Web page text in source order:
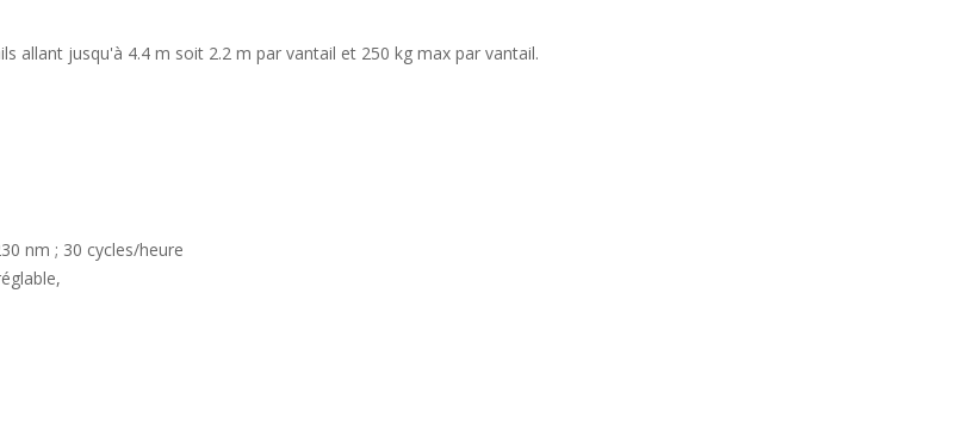
allant jusqu'à 4.4 m soit 2.2 m par vantail et 250 kg max par vantail.
nm ; 30 cycles/heure